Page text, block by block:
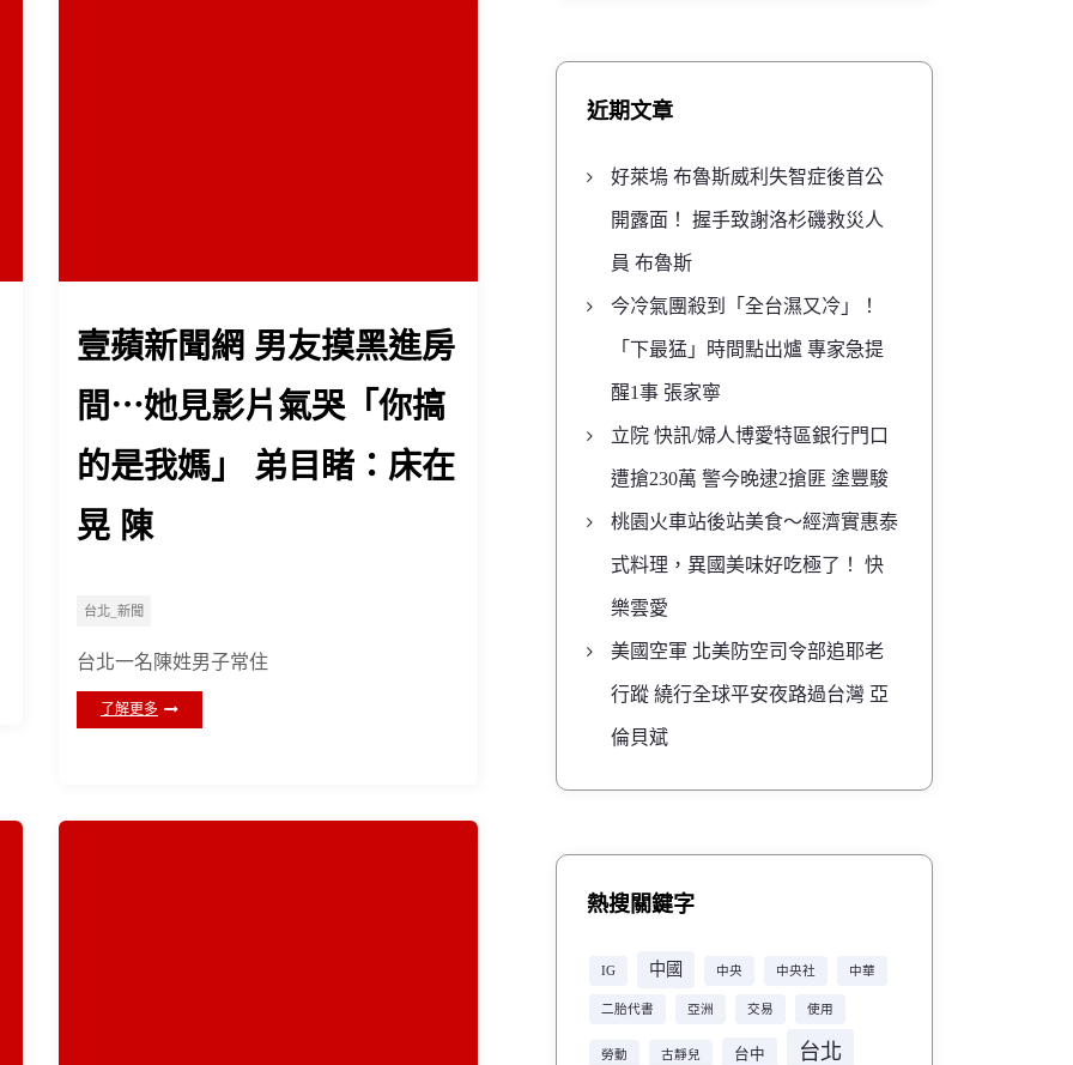
壹蘋新聞網 男友摸黑進房
間⋯她見影片氣哭「你搞
的是我媽」 弟目睹：床在
晃 陳
台北_新聞
台北一名陳姓男子常住
了解更多
近期文章
好萊塢 布魯斯威利失智症後首公
開露面！ 握手致謝洛杉磯救災人
員 布魯斯
今冷氣團殺到「全台濕又冷」！
「下最猛」時間點出爐 專家急提
醒1事 張家寧
立院 快訊/婦人博愛特區銀行門口
遭搶230萬 警今晚逮2搶匪 塗豐駿
桃園火車站後站美食～經濟實惠泰
式料理，異國美味好吃極了！ 快
樂雲愛
美國空軍 北美防空司令部追耶老
行蹤 繞行全球平安夜路過台灣 亞
倫貝斌
熱搜關鍵字
IG 中國 中央 中央社 中華
二胎代書 亞洲 交易 使用
勞動 古靜兒 台中 台北